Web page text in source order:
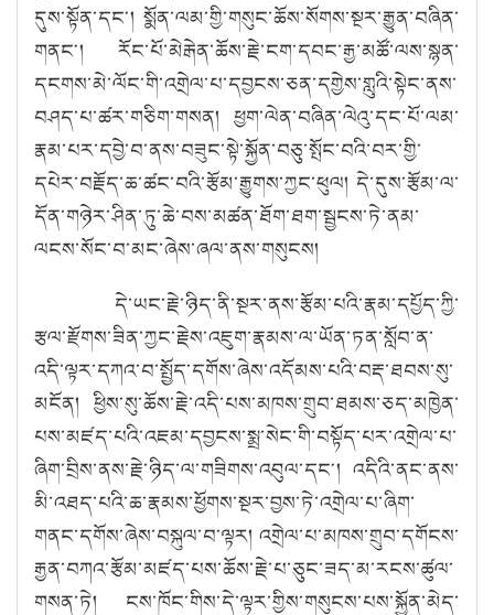
དུས་སྟོན་དང༌། སྨོན་ལམ་གྱི་གསུང་ཆོས་སོགས་སྔར་རྒྱུན་བཞིན་
གནང༌། རོང་པོ་མེརྒེན་ཆོས་རྗེ་ངག་དབང་རྒྱ་མཚོ་ལས་སྙན་
དངགས་མེ་ལོང་གི་འགྲེལ་པ་དབྱངས་ཅན་དགྱེས་གླུའི་སྟེང་ནས་
བཤད་པ་ཚར་གཅིག་གསན། ཕྱག་ལེན་བཞིན་ལེའུ་དང་པོ་ལམ་
རྣམ་པར་དབྱེ་བ་ནས་བཟུང་སྟེ་སྐྱོན་བཅུ་སྤོང་བའི་བར་གྱི་
དཔེར་བརྗོད་ཆ་ཚང་བའི་རྩོམ་རྒྱུགས་ཀྱང་ཕུལ། དེ་དུས་རྩོམ་ལ་
དོན་གཉེར་ཤིན་ཏུ་ཆེ་བས་མཚན་ཐོག་ཐག་སྦྱངས་ཏེ་ནམ་
ལངས་སོང་བ་མང་ཞེས་ཞལ་ནས་གསུངས།
དེ་ཡང་རྗེ་ཉིད་ནི་སྔར་ནས་རྩོམ་པའི་རྣམ་དཔྱོད་ཀྱི་
རྩལ་རྫོགས་ཟིན་ཀྱང་རྗེས་འཇུག་རྣམས་ལ་ཡོན་ཏན་སློབ་ན་
འདི་ལྟར་དཀའ་བ་སྤྱོད་དགོས་ཞེས་འདོམས་པའི་བརྡ་ཐབས་སུ་
མངོན། ཕྱིས་སུ་ཆོས་རྗེ་འདི་པས་མཁས་གྲུབ་ཐམས་ཅད་མཁྱེན་
པས་མཛད་པའི་འཇམ་དབྱངས་སྨྲ་སེང་གི་བསྟོད་པར་འགྲེལ་པ་
ཞིག་བྲིས་ནས་རྗེ་ཉིད་ལ་གཟིགས་འབུལ་དང༌། འདིའི་ནང་ནས་
མི་འཐད་པའི་ཆ་རྣམས་ཕྱོགས་སྔར་བྱས་ཏེ་འགྲེལ་པ་ཞིག་
གནང་དགོས་ཞེས་བསྐུལ་བ་ལྟར། འགྲེལ་པ་མཁས་གྲུབ་དགོངས་
རྒྱན་བཀའ་རྩོམ་མཛད་པས་ཆོས་རྗེ་པ་ཅུང་ཟད་མ་རངས་ཚུལ་
གསན་ཏེ། ངས་ཁོང་གིས་དེ་ལྟར་གྱིས་གསུངས་པས་སྐྱོན་མེད་